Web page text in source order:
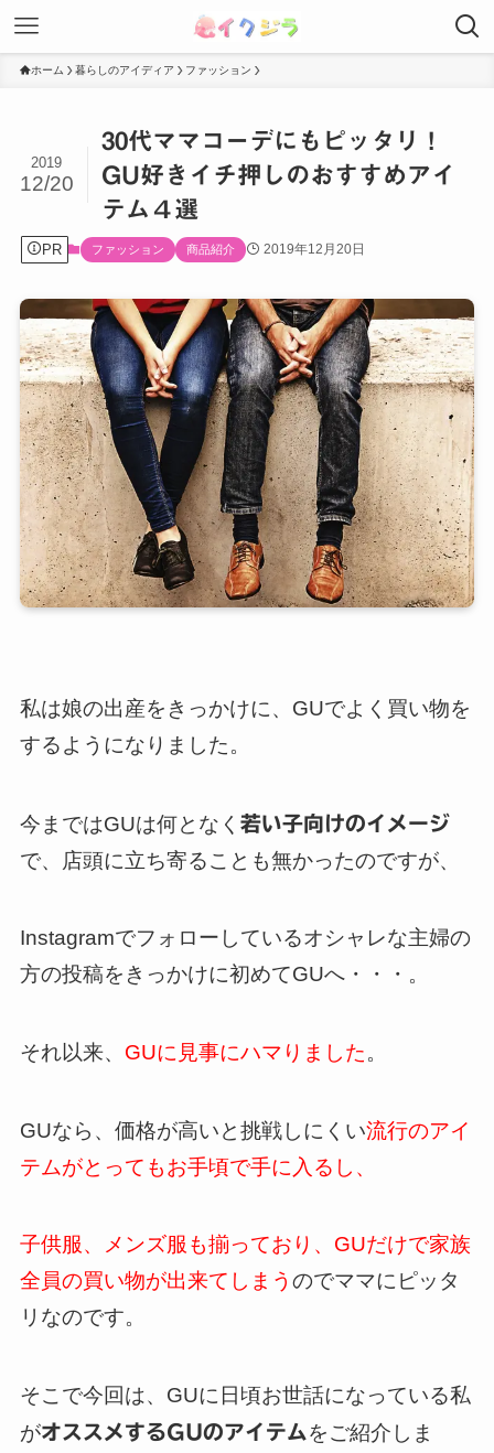
ホーム 暮らしのアイディア ファッション
30代ママコーデにもピッタリ！
GU好きイチ押しのおすすめアイ
テム４選
2019
12/20
PR ファッション 商品紹介 2019年12月20日
私は娘の出産をきっかけに、GUでよく買い物を
するようになりました。
今まではGUは何となく 若い子向けのイメージ
で、店頭に立ち寄ることも無かったのですが、
Instagramでフォローしているオシャレな主婦の
方の投稿をきっかけに初めてGUへ・・・。
それ以来、 GUに見事にハマりました。
GUなら、価格が高いと挑戦しにくい流行のアイ
テムがとってもお手頃で手に入るし、
子供服、メンズ服も揃っており、 GUだけで家族
全員の買い物が出来てしまう のでママにピッタ
リなのです。
そこで今回は、GUに日頃お世話になっている私
がオススメするGUのアイテム をご紹介しま